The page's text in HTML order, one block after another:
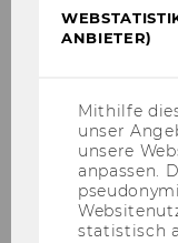
Clemens
Stefan Lampl
Linda Lorenz
Hai Yen Luu
ANBIETER)
Mithilfe
unser
unsere
anpassen.
statistisch